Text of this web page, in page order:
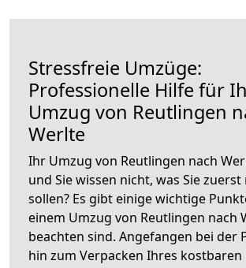
Stressfreie Umzüge:
Professionelle Hilfe für
Umzug von Reutlingen
Werlte
Ihr Umzug von Reutlingen nach
und Sie wissen nicht, was Sie zuerst
sollen? Es gibt einige wichtige
einem Umzug von Reutlingen nach
beachten sind. Angefangen bei der
hin zum Verpacken Ihres kostbaren